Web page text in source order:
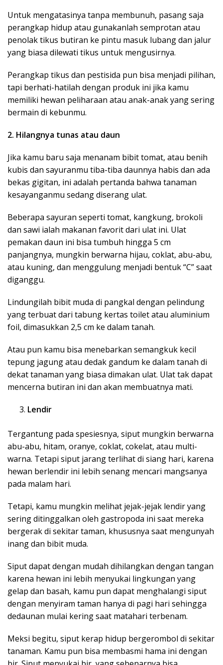
Untuk mengatasinya tanpa membunuh, pasang saja
perangkap hidup atau gunakanlah semprotan atau
penolak tikus butiran ke pintu masuk lubang dan jalur
yang biasa dilewati tikus untuk mengusirnya.
Perangkap tikus dan pestisida pun bisa menjadi pilihan,
tapi berhati-hatilah dengan produk ini jika kamu
memiliki hewan peliharaan atau anak-anak yang sering
bermain di kebunmu.
2. Hilangnya tunas atau daun
Jika kamu baru saja menanam bibit tomat, atau benih
kubis dan sayuranmu tiba-tiba daunnya habis dan ada
bekas gigitan, ini adalah pertanda bahwa tanaman
kesayanganmu sedang diserang ulat.
Beberapa sayuran seperti tomat, kangkung, brokoli
dan sawi ialah makanan favorit dari ulat ini. Ulat
pemakan daun ini bisa tumbuh hingga 5 cm
panjangnya, mungkin berwarna hijau, coklat, abu-abu,
atau kuning, dan menggulung menjadi bentuk “C” saat
diganggu.
Lindungilah bibit muda di pangkal dengan pelindung
yang terbuat dari tabung kertas toilet atau aluminium
foil, dimasukkan 2,5 cm ke dalam tanah.
Atau pun kamu bisa menebarkan semangkuk kecil
tepung jagung atau dedak gandum ke dalam tanah di
dekat tanaman yang biasa dimakan ulat. Ulat tak dapat
mencerna butiran ini dan akan membuatnya mati.
Lendir
Tergantung pada spesiesnya, siput mungkin berwarna
abu-abu, hitam, oranye, coklat, cokelat, atau multi-
warna. Tetapi siput jarang terlihat di siang hari, karena
hewan berlendir ini lebih senang mencari mangsanya
pada malam hari.
Tetapi, kamu mungkin melihat jejak-jejak lendir yang
sering ditinggalkan oleh gastropoda ini saat mereka
bergerak di sekitar taman, khususnya saat mengunyah
inang dan bibit muda.
Siput dapat dengan mudah dihilangkan dengan tangan
karena hewan ini lebih menyukai lingkungan yang
gelap dan basah, kamu pun dapat menghalangi siput
dengan menyiram taman hanya di pagi hari sehingga
dedaunan mulai kering saat matahari terbenam.
Meksi begitu, siput kerap hidup bergerombol di sekitar
tanaman. Kamu pun bisa membasmi hama ini dengan